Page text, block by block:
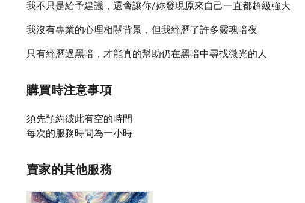
我不只是給予建議，還會讓你/妳發現原來自己一直都超級強大
我沒有專業的心理相關背景，但我經歷了許多靈魂暗夜
只有經歷過黑暗，才能真的幫助仍在黑暗中尋找微光的人
購買時注意事項
須先預約彼此有空的時間
賣家的其他服務